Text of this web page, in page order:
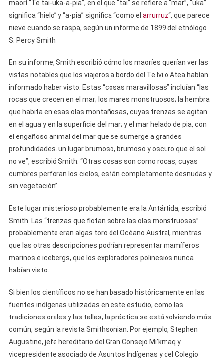
maorí “Te tai-uka-a-pia”, en el que “tai” se refiere a “mar”, “uka”
significa “hielo” y “a-pia” significa “como el arrurruz“, que parece
nieve cuando se raspa, según un informe de 1899 del etnólogo
S. Percy Smith.
En su informe, Smith escribió cómo los maoríes querían ver las
vistas notables que los viajeros a bordo del Te Ivi o Atea habían
informado haber visto. Estas “cosas maravillosas” incluían “las
rocas que crecen en el mar; los mares monstruosos; la hembra
que habita en esas olas montañosas, cuyas trenzas se agitan
en el agua y en la superficie del mar; y el mar helado de pia, con
el engañoso animal del mar que se sumerge a grandes
profundidades, un lugar brumoso, brumoso y oscuro que el sol
no ve”, escribió Smith. “Otras cosas son como rocas, cuyas
cumbres perforan los cielos, están completamente desnudas y
sin vegetación”.
Este lugar misterioso probablemente era la Antártida, escribió
Smith. Las “trenzas que flotan sobre las olas monstruosas”
probablemente eran algas toro del Océano Austral, mientras
que las otras descripciones podrían representar mamíferos
marinos e icebergs, que los exploradores polinesios nunca
habían visto.
Si bien los científicos no se han basado históricamente en las
fuentes indígenas utilizadas en este estudio, como las
tradiciones orales y las tallas, la práctica se está volviendo más
común, según la revista Smithsonian. Por ejemplo, Stephen
Augustine, jefe hereditario del Gran Consejo Mi’kmaq y
vicepresidente asociado de Asuntos Indígenas y del Colegio